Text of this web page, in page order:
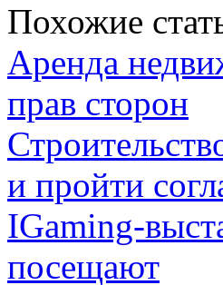
Похожие
Аренда
прав сторон
и пройти
IGaming-
посещают